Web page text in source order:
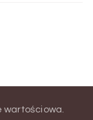
wartościowa.